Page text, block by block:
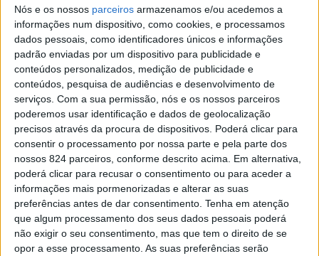
Nós e os nossos parceiros armazenamos e/ou acedemos a
informações num dispositivo, como cookies, e processamos
dados pessoais, como identificadores únicos e informações
padrão enviadas por um dispositivo para publicidade e
conteúdos personalizados, medição de publicidade e
conteúdos, pesquisa de audiências e desenvolvimento de
serviços. Com a sua permissão, nós e os nossos parceiros
poderemos usar identificação e dados de geolocalização
precisos através da procura de dispositivos. Poderá clicar para
consentir o processamento por nossa parte e pela parte dos
nossos 824 parceiros, conforme descrito acima. Em alternativa,
poderá clicar para recusar o consentimento ou para aceder a
informações mais pormenorizadas e alterar as suas
preferências antes de dar consentimento. Tenha em atenção
que algum processamento dos seus dados pessoais poderá
não exigir o seu consentimento, mas que tem o direito de se
opor a esse processamento. As suas preferências serão
away já em janeiro
A entrada do restaurante Praça da Cidade